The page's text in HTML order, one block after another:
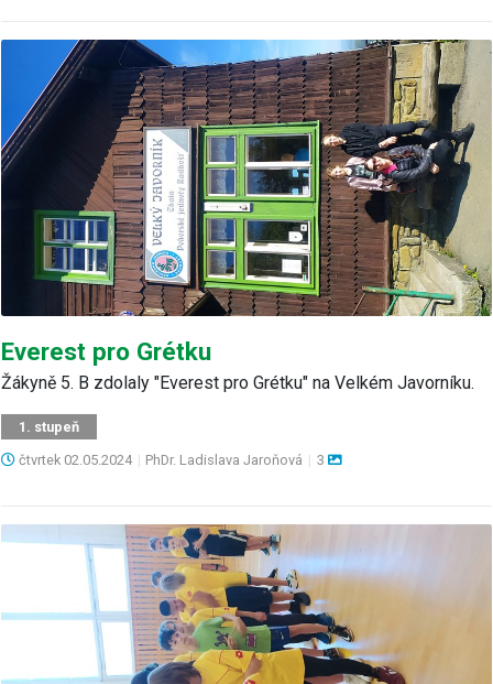
Everest pro Grétku
Žákyně 5. B zdolaly "Everest pro Grétku" na Velkém Javorníku.
1. stupeň
čtvrtek 02.05.2024 | PhDr. Ladislava Jaroňová | 3